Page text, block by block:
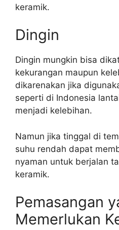
keramik.
Dingin
Dingin mungkin bisa
kekurangan maupun
dikarenakan jika
seperti di Indonesia
menjadi kelebihan.
Namun jika tinggal di
suhu rendah dapat
nyaman untuk berjalan
keramik.
Pemasangan
Memerlukan